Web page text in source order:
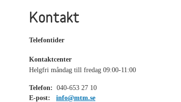
Kontakt
Telefontider
Kontaktcenter
Helgfri måndag till fredag 09:00-11:00
Telefon: 040-653 27 10
E-post:
info@mtm.se